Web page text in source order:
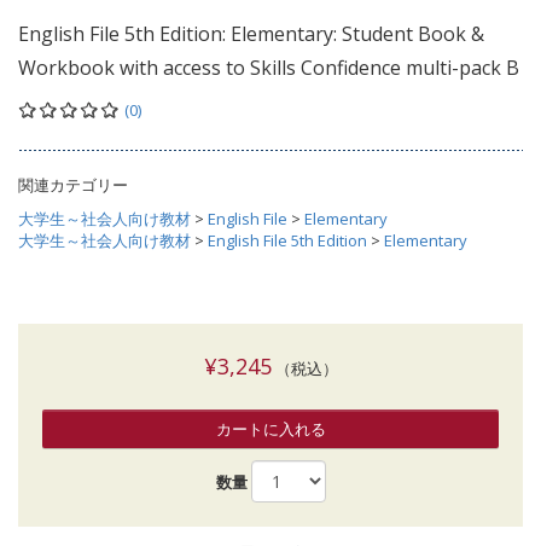
English File 5th Edition: Elementary: Student Book &
Workbook with access to Skills Confidence multi-pack B
(0)
関連カテゴリー
大学生～社会人向け教材 > English File > Elementary
大学生～社会人向け教材 > English File 5th Edition > Elementary
¥3,245（税込）
カートに入れる
数量